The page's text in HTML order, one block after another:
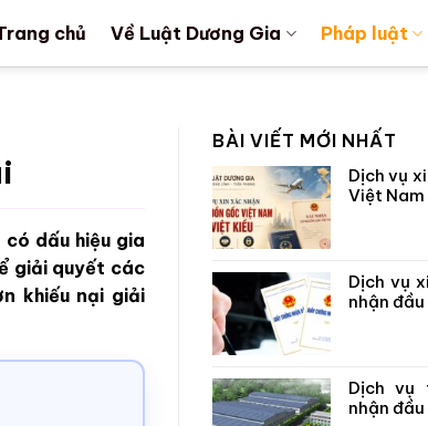
chủ Về Luật Dương Gia Pháp luật
dấu hiệu gia
giải quyết các
khiếu nại giải
BÀI VIẾT MỚI NHẤT
Dịch vụ
Việt Nam
Dịch vụ
nhận
Dịch vụ
nhận